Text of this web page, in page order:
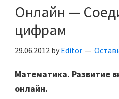
родителей.
Онлайн —
цифрам
29.06.2012 by Editor
Математика. Развитие
онлайн.